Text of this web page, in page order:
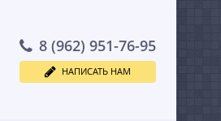
8 (962) 951-76-95
НАПИСАТЬ НАМ